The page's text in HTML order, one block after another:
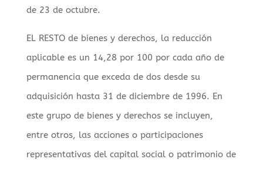
de 23 de octubre.
EL RESTO de bienes y derechos, la reducción
aplicable es un 14,28 por 100 por cada año de
permanencia que exceda de dos desde su
adquisición hasta 31 de diciembre de 1996. En
este grupo de bienes y derechos se incluyen,
entre otros, las acciones o participaciones
representativas del capital social o patrimonio de